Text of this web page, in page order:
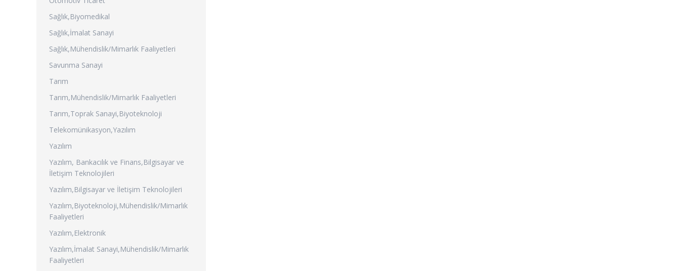
Sağlık,Biyomedikal
Sağlık,İmalat Sanayi
Sağlık,Mühendislik/Mimarlık Faaliyetleri
Savunma Sanayi
Tarım
Tarım,Mühendislik/Mimarlık Faaliyetleri
Tarım,Toprak Sanayi,Biyoteknoloji
Telekomünikasyon,Yazılım
Yazılım
Yazılım, Bankacılık ve Finans,Bilgisayar ve
İletişim Teknolojileri
Yazılım,Bilgisayar ve İletişim Teknolojileri
Yazılım,Biyoteknoloji,Mühendislik/Mimarlık
Faaliyetleri
Yazılım,Elektronik
Yazılım,İmalat Sanayi,Mühendislik/Mimarlık
Faaliyetleri